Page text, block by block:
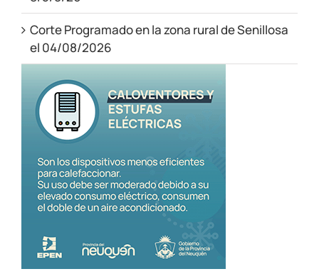
Corte Programado en la zona rural de Senillosa
el 04/08/2026